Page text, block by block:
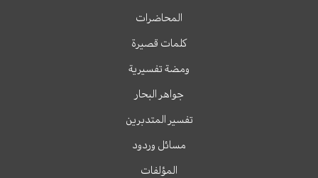
المحاضرات
كلمات قصيرة
ومضة تفسيرية
جواهر البحار
تفسير المتدبرين
مسائل وردود
المؤلفات